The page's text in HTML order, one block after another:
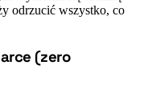
odrzucić wszystko, co
(zero